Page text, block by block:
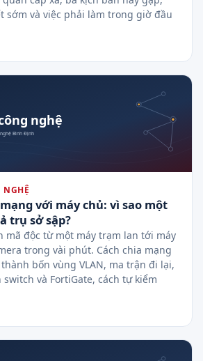
sớm và việc phải làm trong giờ đầu
với máy chủ: vì sao một
trụ sở sập?
mã độc từ một máy trạm lan tới máy
trong vài phút. Cách chia mạng
bốn vùng VLAN, ma trận đi lại,
và FortiGate, cách tự kiểm